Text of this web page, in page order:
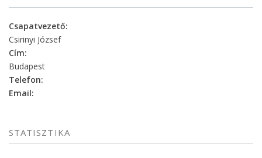
Csapatvezető:
Csirinyi József
Cím:
Budapest
Telefon:
Email:
STATISZTIKA